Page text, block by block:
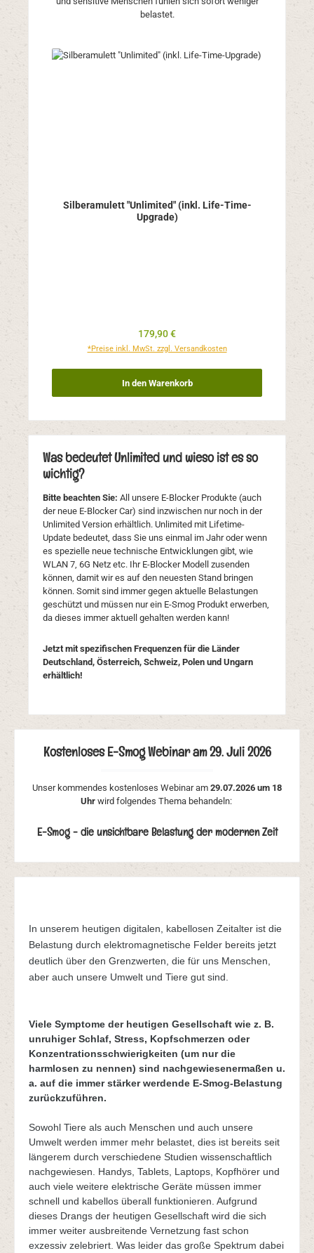
belastet.
Silberamulett "Unlimited" (inkl. Life-Time-
Upgrade)
Regulärer Preis:
179,90 €
*Preise inkl. MwSt. zzgl. Versandkosten
In den Warenkorb
Was bedeutet Unlimited und wieso ist es so
wichtig?
Bitte beachten Sie: All unsere E-Blocker Produkte (auch
der neue E-Blocker Car) sind inzwischen nur noch in der
Unlimited Version erhältlich. Unlimited mit Lifetime-
Update bedeutet, dass Sie uns einmal im Jahr oder wenn
es spezielle neue technische Entwicklungen gibt, wie
WLAN 7, 6G Netz etc. Ihr E-Blocker Modell zusenden
können, damit wir es auf den neuesten Stand bringen
können. Somit sind immer gegen aktuelle Belastungen
geschützt und müssen nur ein E-Smog Produkt erwerben,
da dieses immer aktuell gehalten werden kann!
Jetzt mit spezifischen Frequenzen für die Länder
Deutschland, Österreich, Schweiz, Polen und Ungarn
erhältlich!
Kostenloses E-Smog Webinar am 29. Juli 2026
Unser kommendes kostenloses Webinar am 29.07.2026 um 18
Uhr wird folgendes Thema behandeln:
E-Smog - die unsichtbare Belastung der modernen Zeit
In unserem heutigen digitalen, kabellosen Zeitalter ist die
Belastung durch elektromagnetische Felder bereits jetzt
deutlich über den Grenzwerten, die für uns Menschen,
aber auch unsere Umwelt und Tiere gut sind.
Viele Symptome der heutigen Gesellschaft wie z. B.
unruhiger Schlaf, Stress, Kopfschmerzen oder
Konzentrationsschwierigkeiten (um nur die
harmlosen zu nennen) sind nachgewiesenermaßen u.
a. auf die immer stärker werdende E-Smog-Belastung
zurückzuführen.
Sowohl Tiere als auch Menschen und auch unsere
Umwelt werden immer mehr belastet, dies ist bereits seit
längerem durch verschiedene Studien wissenschaftlich
nachgewiesen. Handys, Tablets, Laptops, Kopfhörer und
auch viele weitere elektrische Geräte müssen immer
schnell und kabellos überall funktionieren. Aufgrund
dieses Drangs der heutigen Gesellschaft wird die sich
immer weiter ausbreitende Vernetzung fast schon
exzessiv zelebriert. Was leider das große Spektrum dabei